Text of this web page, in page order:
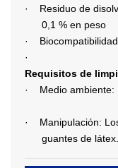
·
Residuo de
0,1 % en peso
·
·
Requisitos de
·
Medio ambiente:
·
Manipulación:
guantes de látex.